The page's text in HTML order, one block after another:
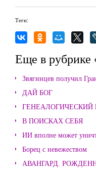
Теги:
Еще в рубрике
Звягинцев получил
ДАЙ БОГ
В ПОИСКАХ СЕБЯ
ИИ вполне может
Борец с невежеством
АВАНГАРД.